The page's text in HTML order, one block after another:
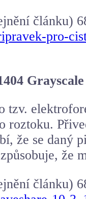
článku)
pro-
tzv.
roztoku.
že se
že
článku)